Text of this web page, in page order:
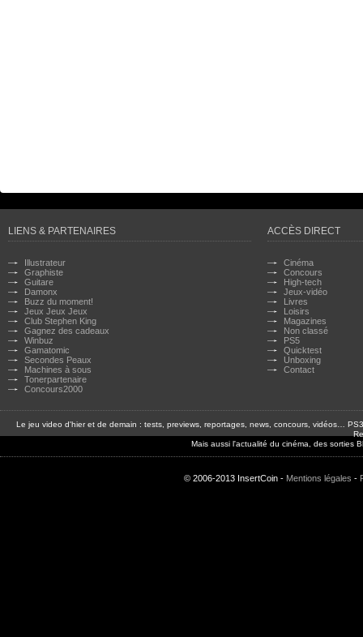
LIENS & PARTENAIRES
Illustrateur
Graphiste
Guitare
Damonx
Buzz du moment!
Jeux Jeux Jeux
Club Stephen King
Gagnez des cadeaux
Winbuz
Gamatomic
Secondes Peaux
Machines à sous
Tonerpartenaire
Concours2000
ACCÈS DIRECT
Cinéma
Concours
High-tech
Jeux-vidéo
Livres
Loisirs
Magazines
Non classé
PS5
Quicktest
Unboxing
Contact
Le jeu video d'hier et de demain : tests, previews, reportages, news, concours, vidéos…
Mais aussi l'actualité du cinéma, des sorties
© 2006-2013 InsertCoin - Mentions légales -